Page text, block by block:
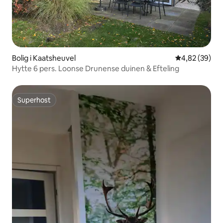
Bolig i Kaatsheuvel 4,82 ud af 5 i
4,82 (39)
Hytte 6 pers. Loonse Drunense duinen & Efteling
Superhost
Superhost